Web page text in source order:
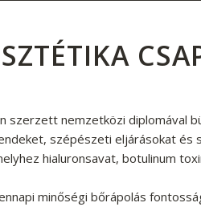
szerzett nemzetközi diplomával
szépészeti eljárásokat és
hialuronsavat, botulinum
minőségi bőrápolás